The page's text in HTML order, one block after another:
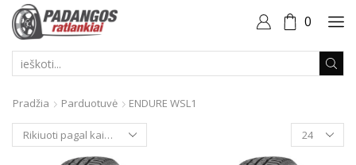
0
Pradžia Parduotuvė
ENDURE WSL1
Produktai
puslapyje